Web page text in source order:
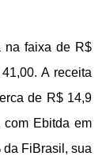
na faixa de R$
A receita
de R$ 14,9
com Ebitda em
da FiBrasil, sua